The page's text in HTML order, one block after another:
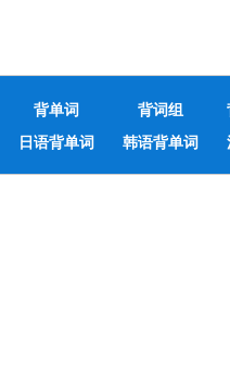
背单词 背词组
日语背单词 韩语背单词